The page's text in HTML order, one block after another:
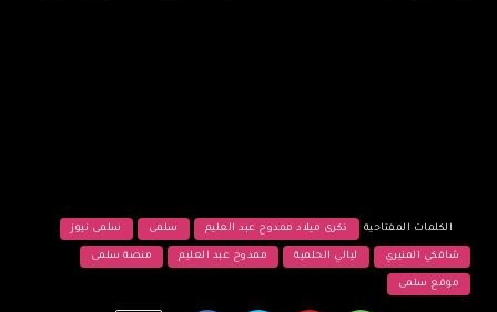
الكلمات المفتاحية ذكرى ميلاد ممدوح عبد العليم سلمى سلمى نيوز
شافكي المنيري ليالي الحلمية ممدوح عبد العليم منصة سلمى
موقع سلمى